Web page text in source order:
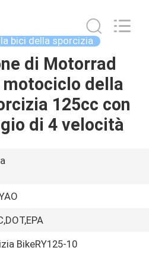
bici della sporcizia
di Motorrad
motociclo della
125cc con
di 4 velocità
BikeRY125-10